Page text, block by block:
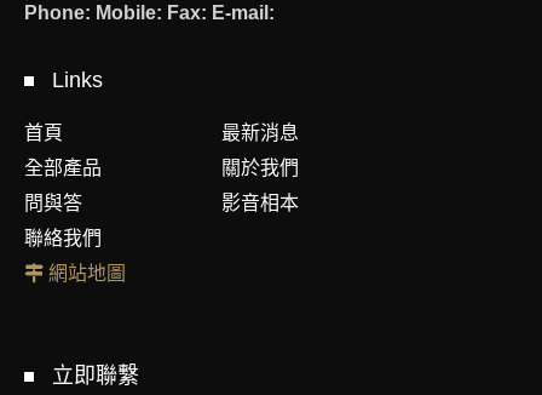
Phone: Mobile: Fax: E-mail:
Links
首頁
最新消息
全部產品
關於我們
問與答
影音相本
聯絡我們
網站地圖
立即聯繫